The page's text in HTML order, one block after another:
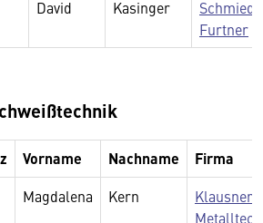
David Kasinger
Furtner
Vorname Nachname Firma
Magdalena Kern
Klausner